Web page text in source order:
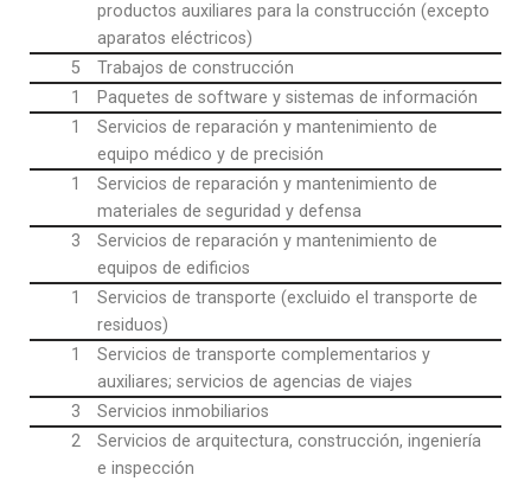
productos auxiliares para la construcción (excepto
aparatos eléctricos)
5
Trabajos de construcción
1
Paquetes de software y sistemas de información
1
Servicios de reparación y mantenimiento de
equipo médico y de precisión
1
Servicios de reparación y mantenimiento de
materiales de seguridad y defensa
3
Servicios de reparación y mantenimiento de
equipos de edificios
1
Servicios de transporte (excluido el transporte de
residuos)
1
Servicios de transporte complementarios y
auxiliares; servicios de agencias de viajes
3
Servicios inmobiliarios
2
Servicios de arquitectura, construcción, ingeniería
e inspección